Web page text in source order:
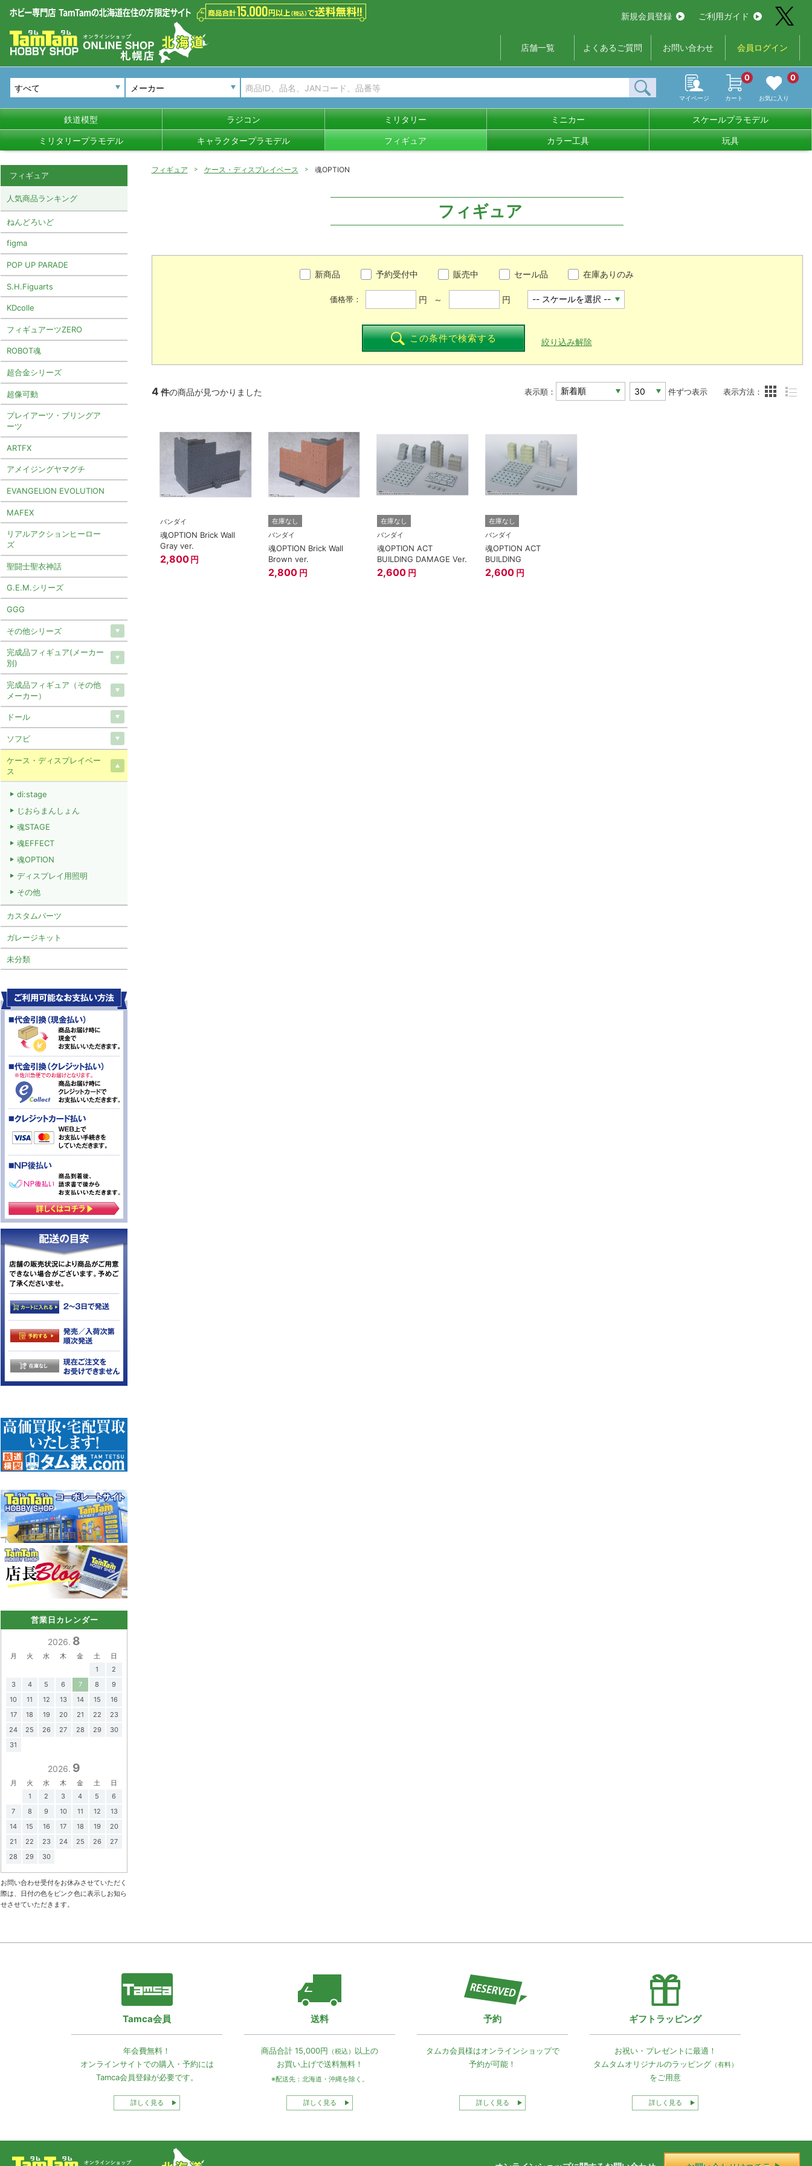
新規会員登録 ご利用ガイド
店舗一覧 よくあるご質問 お問い合わせ 会員ログイン
メーカー
マイページ カート
0
お気に入り
0
鉄道模型 ラジコン ミリタリー ミニカー スケールプラモデル
ミリタリープラモデル キャラクタープラモデル フィギュア カラー工具 玩具
フィギュア ケース・ディスプレイベース 魂OPTION
フィギュア
新商品 予約受付中 販売中 セール品 在庫ありのみ
価格帯： 円 ～ 円
この条件で検索する 絞り込み解除
4 件の商品が見つかりました 表示順： 件ずつ表示 表示方法：
バンダイ
魂OPTION Brick Wall
Gray ver.
2,800 円
在庫なし
バンダイ
魂OPTION Brick Wall
Brown ver.
2,800 円
在庫なし
バンダイ
魂OPTION ACT
BUILDING DAMAGE Ver.
2,600 円
在庫なし
バンダイ
魂OPTION ACT
BUILDING
2,600 円
フィギュア
人気商品ランキング
ねんどろいど
figma
POP UP PARADE
S.H.Figuarts
KDcolle
フィギュアーツZERO
ROBOT魂
超合金シリーズ
超像可動
プレイアーツ・ブリングア
ーツ
ARTFX
アメイジングヤマグチ
EVANGELION EVOLUTION
MAFEX
リアルアクションヒーロー
ズ
聖闘士聖衣神話
G.E.M.シリーズ
GGG
その他シリーズ
完成品フィギュア(メーカー
別)
完成品フィギュア（その他
メーカー）
ドール
ソフビ
ケース・ディスプレイベー
ス
di:stage
じおらまんしょん
魂STAGE
魂EFFECT
魂OPTION
ディスプレイ用照明
その他
カスタムパーツ
ガレージキット
未分類
営業日カレンダー
2026. 8
月 火 水 木 金 土
日
1
2
3
4 5 6 7 8
9
10
11 12 13 14 15
16
17
18 19 20 21 22
23
24
25 26 27 28 29
30
31
2026. 9
月 火 水 木 金 土
日
1
2 3 4 5
6
7
8 9 10 11 12
13
14
15 16 17 18 19
20
21
22 23 24 25 26
27
28
29 30
お問い合わせ受付をお休みさせていただく
際は、日付の色をピンク色に表示しお知ら
せさせていただきます。
Tamca会員
年会費無料！
オンラインサイトでの購入・予約には
Tamca会員登録が必要です。
詳しく見る
送料
商品合計 15,000円 （税込） 以上の
お買い上げで送料無料！
※配送先：北海道・沖縄を除く。
詳しく見る
予約
タムカ会員様はオンラインショップで
予約が可能！
詳しく見る
ギフトラッピング
お祝い・プレゼントに最適！
タムタムオリジナルのラッピング（有料）
をご用意
詳しく見る